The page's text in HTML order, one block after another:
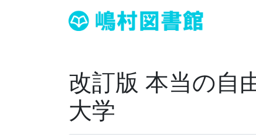
改訂版 本当の自
大学